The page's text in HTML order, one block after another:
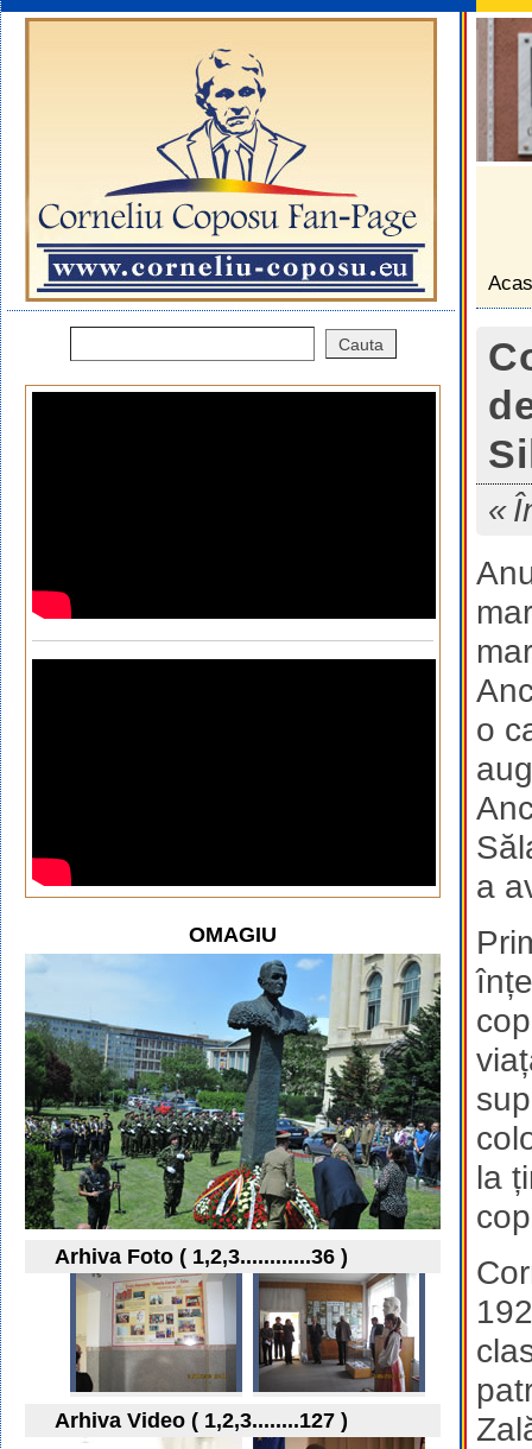
o
a
la
OMAGIU
Arhiva Foto ( 1,2,3............36 )
Arhiva Video ( 1,2,3........127 )